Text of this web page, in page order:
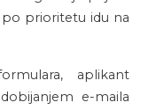
po prioritetu idu na
aplikant
e-maila